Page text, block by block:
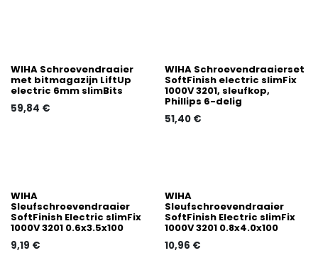
WIHA Schroevendraaier
met bitmagazijn LiftUp
electric 6mm slimBits
59,84 €
WIHA Schroevendraaierset
SoftFinish electric slimFix
1000V 3201, sleufkop,
Phillips 6-delig
51,40€
WIHA
Sleufschroevendraaier
SoftFinish Electric slimFix
1000V 3201 0.6x3.5x100
9,19 €
WIHA
Sleufschroevendraaier
SoftFinish Electric slimFix
1000V 3201 0.8x4.0x100
10,96 €